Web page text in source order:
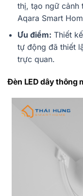
thị, tạo ngữ cảnh
Aqara Smart
Ưu điểm: Thiết
tự động đã thiết
trực quan.
Đèn LED dây thông